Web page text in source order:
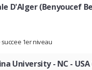
D'Alger (Benyoucef
1er niveau
University - NC -